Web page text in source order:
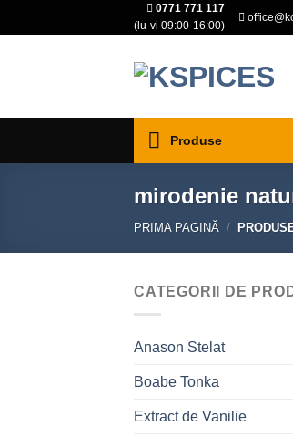
to
0771 771 117
(lu-vi 09:00-16:00)
Produse
mirodenie
PRIMA PAGINĂ /
CATEGORII DE
Anason Stelat
Boabe Tonka
Extract de Vanilie